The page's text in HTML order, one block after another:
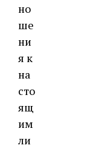
но
ше
ни
я к
на
сто
ящ
им
ли